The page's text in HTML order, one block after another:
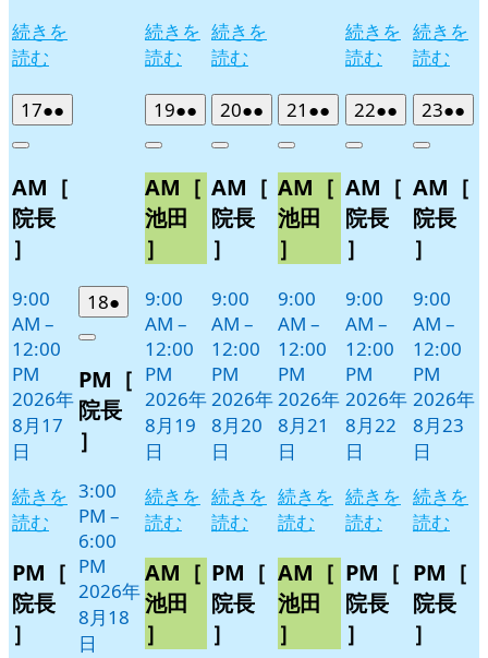
続きを
読む
続きを
読む
続きを
読む
続きを
読む
続きを
読む
172026
年
月
17
日
●●
件
イ
Close
AM［
院長
］
9:00
AM –
12:00
PM
2026年
8月17
日
続きを
読む
PM［
院長
］
182026
年
月
18
日
●
件
イ
ベ
Close
PM［
院長
］
3:00
PM –
6:00
PM
2026年
8月18
日
192026
年
月
19
日
●●
件
イ
ベ
ト)
Close
AM［
池田
］
9:00
AM –
12:00
PM
2026年
8月19
日
続きを
読む
AM［
池田
］
202026
年
月
20
日
●●
件
イ
ベ
ト)
Close
AM［
院長
］
9:00
AM –
12:00
PM
2026年
8月20
日
続きを
読む
PM［
院長
］
21 2026
年
月
21
日
●●
件
イ
ベ
ト)
Close
AM［
池田
］
9:00
AM –
12:00
PM
2026年
8月21
日
続きを
読む
AM［
池田
］
222026
年
月
22
日
●●
件
イ
ベ
ト)
Close
AM［
院長
］
9:00
AM –
12:00
PM
2026年
8月22
日
続きを
読む
PM［
院長
］
232026
年
月
23
日
●●
件
イ
Close
AM［
院長
］
9:00
AM –
12:00
PM
2026年
8月23
日
続きを
読む
PM［
院長
］